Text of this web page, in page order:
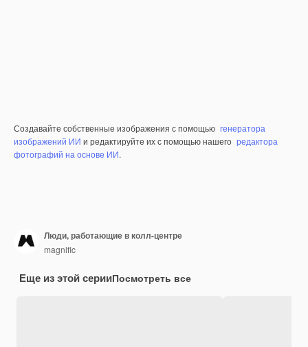
Создавайте собственные изображения с помощью генератора
изображений ИИ и редактируйте их с помощью нашего редактора
фотографий на основе ИИ.
Люди, работающие в колл-центре
magnific
Еще из этой серииПосмотреть все